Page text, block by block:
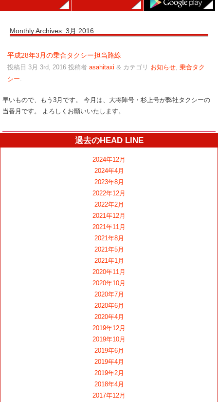
Monthly Archives: 3月 2016
平成28年3月の乗合タクシー担当路線
投稿日 3月 3rd, 2016 投稿者 asahitaxi & カテゴリ お知らせ 乗合タク
シー
早いもので、もう3月です。 今月は、大将陣号・杉上号が弊社タクシーの
当番月です。 よろしくお願いいたします。
過去のHEAD LINE
2024年12月
2024年4月
2023年8月
2022年12月
2022年2月
2021年12月
2021年11月
2021年8月
2021年5月
2021年1月
2020年11月
2020年10月
2020年7月
2020年6月
2020年4月
2019年12月
2019年10月
2019年6月
2019年4月
2019年2月
2018年4月
2017年12月